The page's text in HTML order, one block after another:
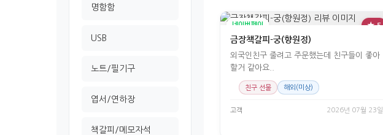
명함함
USB
노트/필기구
엽서/연하장
책갈피/메모자석
네이버페이 ★ 5
금장책갈피-궁(향원정)
외국인친구 줄려고 주문했는데 친구들이 좋아
할거 같아요..
친구 선물 해외(미상)
고객 2026년 07월 23일